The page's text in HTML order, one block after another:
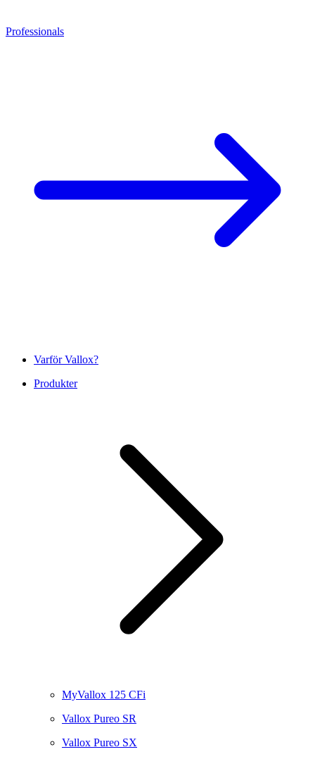
Professionals
Varför Vallox?
Produkter
MyVallox 125 CFi
Vallox Pureo SR
Vallox Pureo SX